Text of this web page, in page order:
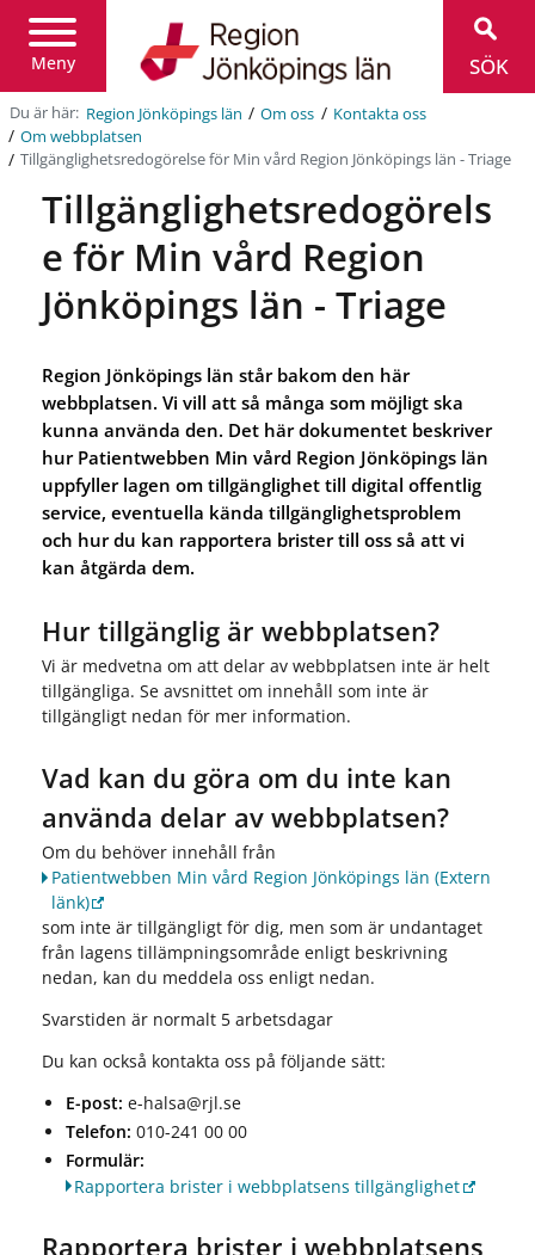
Meny
Jönköpings
län
SÖK
Du är här: Region Jönköpings län / Om oss / Kontakta oss
/ Om webbplatsen
/ Tillgänglighetsredogörelse för Min vård Region Jönköpings län - Triage
Tillgänglighetsredogörels
e för Min vård Region
Jönköpings län - Triage
Region Jönköpings län står bakom den här
webbplatsen. Vi vill att så många som möjligt ska
kunna använda den. Det här dokumentet beskriver
hur Patientwebben Min vård Region Jönköpings län
uppfyller lagen om tillgänglighet till digital offentlig
service, eventuella kända tillgänglighetsproblem
och hur du kan rapportera brister till oss så att vi
kan åtgärda dem.
Hur tillgänglig är webbplatsen?
Vi är medvetna om att delar av webbplatsen inte är helt
tillgängliga. Se avsnittet om innehåll som inte är
tillgängligt nedan för mer information.
Vad kan du göra om du inte kan
använda delar av webbplatsen?
Om du behöver innehåll från
Patientwebben Min vård Region Jönköpings län (Extern
länk)
som inte är tillgängligt för dig, men som är undantaget
från lagens tillämpningsområde enligt beskrivning
nedan, kan du meddela oss enligt nedan.
Svarstiden är normalt 5 arbetsdagar
Du kan också kontakta oss på följande sätt:
E-post: e-halsa@rjl.se
Telefon: 010-241 00 00
Formulär:
Rapportera brister i webbplatsens tillgänglighet
Rapportera brister i webbplatsens